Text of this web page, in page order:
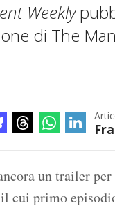
Weekly
di The
un trailer
cui primo